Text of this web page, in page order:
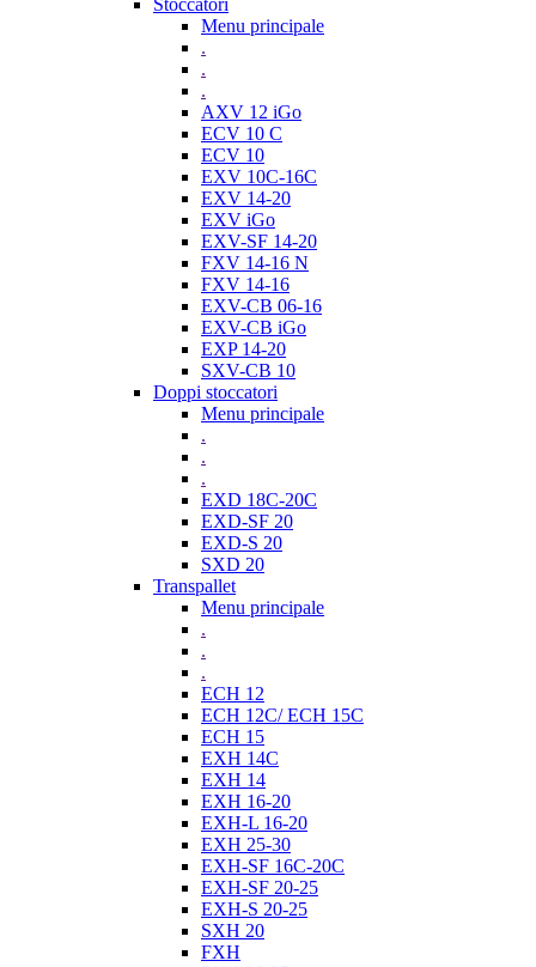
Stoccatori
Menu principale
.
.
.
AXV 12 iGo
ECV 10 C
ECV 10
EXV 10C-16C
EXV 14-20
EXV iGo
EXV-SF 14-20
FXV 14-16 N
FXV 14-16
EXV-CB 06-16
EXV-CB iGo
EXP 14-20
SXV-CB 10
Doppi stoccatori
Menu principale
.
.
.
EXD 18C-20C
EXD-SF 20
EXD-S 20
SXD 20
Transpallet
Menu principale
.
.
.
ECH 12
ECH 12C/ ECH 15C
ECH 15
EXH 14C
EXH 14
EXH 16-20
EXH-L 16-20
EXH 25-30
EXH-SF 16C-20C
EXH-SF 20-25
EXH-S 20-25
SXH 20
FXH